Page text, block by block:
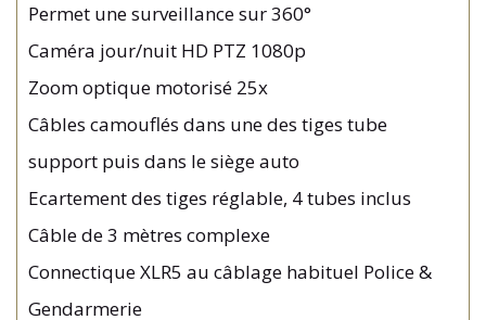
Permet une surveillance sur 360°
Caméra jour/nuit HD PTZ 1080p
Zoom optique motorisé 25x
Câbles camouflés dans une des tiges tube
support puis dans le siège auto
Ecartement des tiges réglable, 4 tubes inclus
Câble de 3 mètres complexe
Connectique XLR5 au câblage habituel Police &
Gendarmerie